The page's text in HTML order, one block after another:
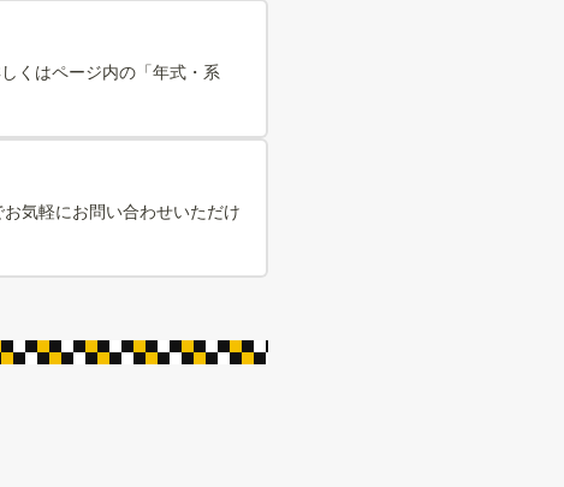
くはページ内の「年式・系
気軽にお問い合わせいただけ